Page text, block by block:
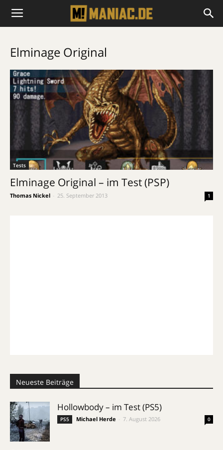
Elminage Original
Tests
Elminage Original – im Test (PSP)
Thomas Nickel 25. September 2013 1
Neueste Beiträge
Hollowbody – im Test (PS5)
PS5 Michael Herde 7. August 2026 0